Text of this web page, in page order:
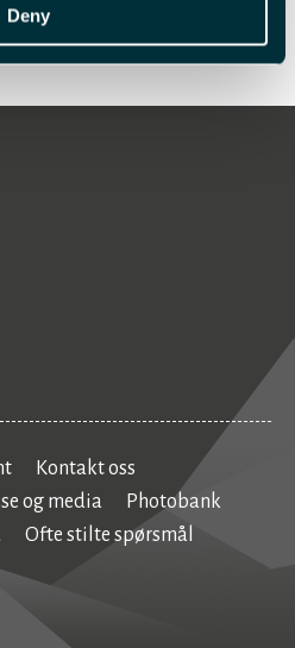
Deny
Kontakt oss
og media
Photobank
Ofte stilte spørsmål